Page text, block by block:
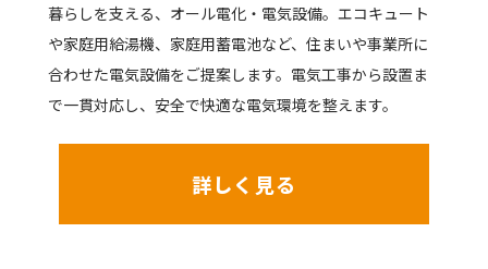
暮らしを支える、オール電化・電気設備。エコキュート
や家庭用給湯機、家庭用蓄電池など、住まいや事業所に
合わせた電気設備をご提案します。電気工事から設置ま
で一貫対応し、安全で快適な電気環境を整えます。
詳しく見る